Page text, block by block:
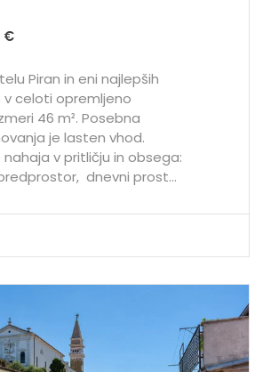
€
Piran in eni najlepših
celoti opremljeno
46 m². Posebna
je lasten vhod.
v pritličju in obsega:
dnevni prost...